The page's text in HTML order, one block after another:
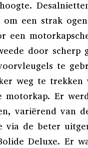
een ​​strak
een
door scherp
te
weg te trekken
motorkap. Er
variërend van
via de beter
Deluxe. Er